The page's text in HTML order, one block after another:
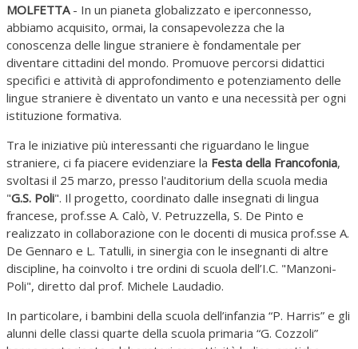
MOLFETTA - In un pianeta globalizzato e iperconnesso,
abbiamo acquisito, ormai, la consapevolezza che la
conoscenza delle lingue straniere è fondamentale per
diventare cittadini del mondo. Promuove percorsi didattici
specifici e attività di approfondimento e potenziamento delle
lingue straniere è diventato un vanto e una necessità per ogni
istituzione formativa.
Tra le iniziative più interessanti che riguardano le lingue
straniere, ci fa piacere evidenziare la Festa della Francofonia,
svoltasi il 25 marzo, presso l'auditorium della scuola media
"G.S. Poli". Il progetto, coordinato dalle insegnati di lingua
francese, prof.sse A. Calò, V. Petruzzella, S. De Pinto e
realizzato in collaborazione con le docenti di musica prof.sse A.
De Gennaro e L. Tatulli, in sinergia con le insegnanti di altre
discipline, ha coinvolto i tre ordini di scuola dell’I.C. "Manzoni-
Poli", diretto dal prof. Michele Laudadio.
In particolare, i bambini della scuola dell’infanzia “P. Harris” e gli
alunni delle classi quarte della scuola primaria “G. Cozzoli”